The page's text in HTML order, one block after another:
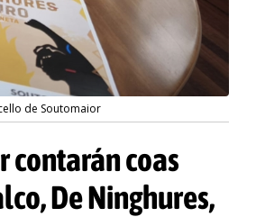
de Soutomaior
contarán coas
De Ninghures,